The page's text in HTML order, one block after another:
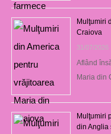
Mulţumiri
Craiova
31/07/2026
Aflând
Maria din
Mulţumiri
din Anglia